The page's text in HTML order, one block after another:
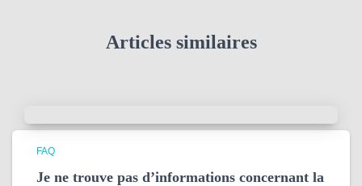
Articles similaires
FAQ
Je ne trouve pas d’informations concernant la